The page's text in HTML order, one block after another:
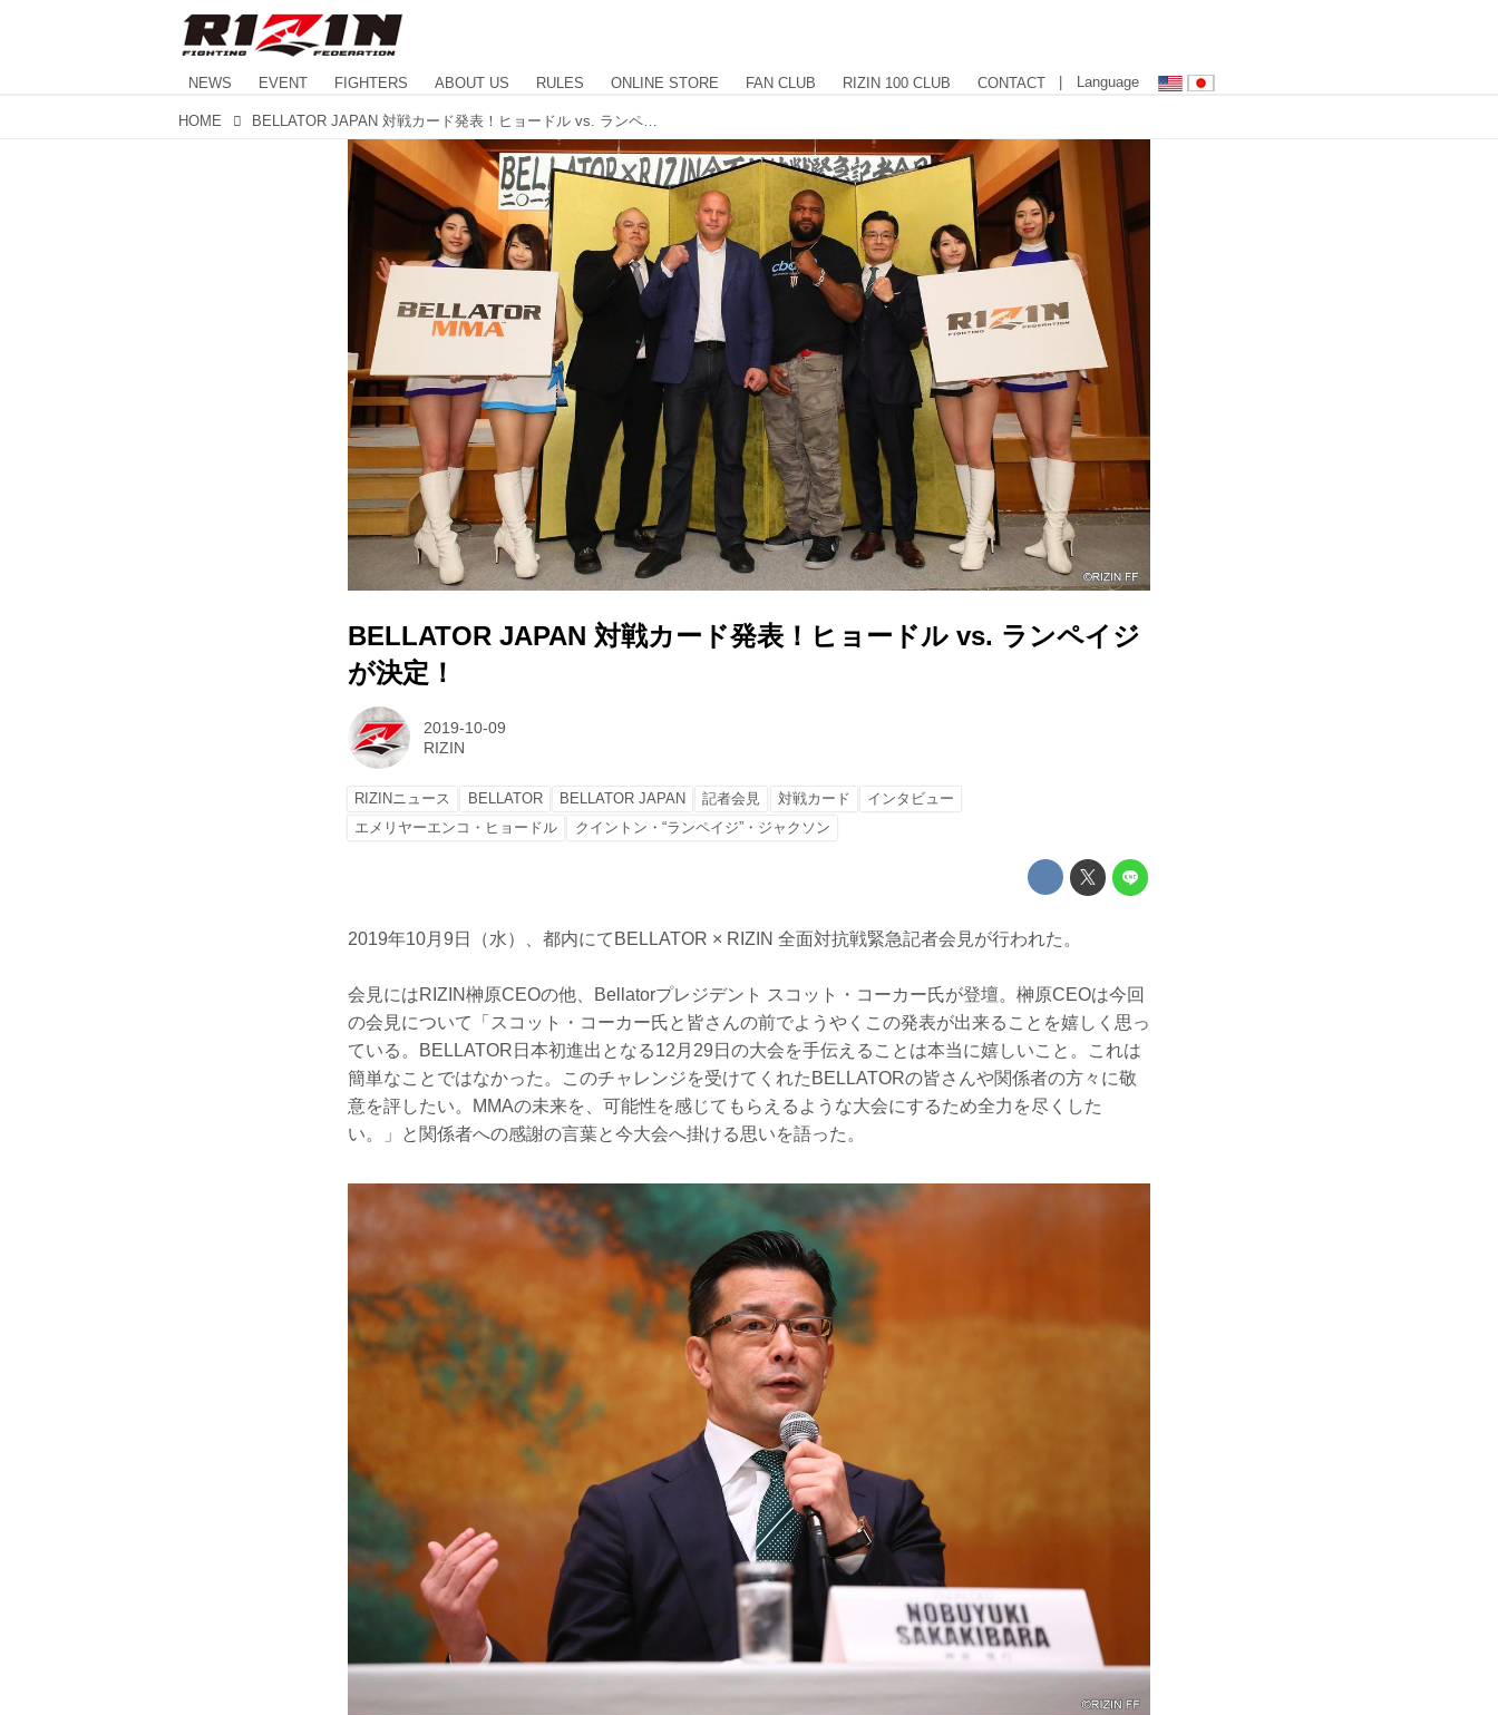
NEWS EVENT FIGHTERS ABOUT US RULES ONLINE STORE FAN CLUB RIZIN 100 CLUB CONTACT | Language
HOME
BELLATOR JAPAN 対戦カード発表！ヒョードル vs. ランペイジ
が決定！
2019-10-09
RIZIN
RIZINニュース BELLATOR BELLATOR JAPAN 記者会見 対戦カード
インタビュー
エメリヤーエンコ・ヒョードル
クイントン・“ランペイジ”・ジャクソン
2019年10月9日（水）、都内にてBELLATOR × RIZIN 全面対抗戦緊急記者会見が行われた。
会見にはRIZIN榊原CEOの他、Bellatorプレジデント スコット・コーカー氏が登壇。榊原CEOは今回
の会見について「スコット・コーカー氏と皆さんの前でようやくこの発表が出来ることを嬉しく思っ
ている。BELLATOR日本初進出となる12月29日の大会を手伝えることは本当に嬉しいこと。これは
簡単なことではなかった。このチャレンジを受けてくれたBELLATORの皆さんや関係者の方々に敬
意を評したい。MMAの未来を、可能性を感じてもらえるような大会にするため全力を尽くした
い。」と関係者への感謝の言葉と今大会へ掛ける思いを語った。